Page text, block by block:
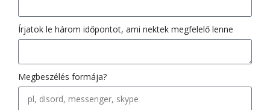
Írjatok le három időpontot, ami nektek megfelelő lenne
Megbeszélés formája?